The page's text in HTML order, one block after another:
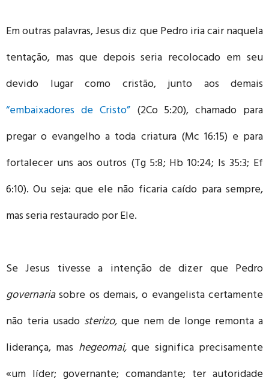
Em outras palavras, Jesus diz que Pedro iria cair naquela
tentação, mas que depois seria recolocado em seu
devido lugar como cristão, junto aos demais
“embaixadores de Cristo” (2Co 5:20), chamado para
pregar o evangelho a toda criatura (Mc 16:15) e para
fortalecer uns aos outros (Tg 5:8; Hb 10:24; Is 35:3; Ef
6:10). Ou seja: que ele não ficaria caído para sempre,
mas seria restaurado por Ele.
Se Jesus tivesse a intenção de dizer que Pedro
governariasobre os demais, o evangelista certamente
não teria usado sterizo, que nem de longe remonta a
liderança, mas hegeomai,que significa precisamente
«um líder; governante; comandante; ter autoridade